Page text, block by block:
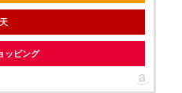
ッピング